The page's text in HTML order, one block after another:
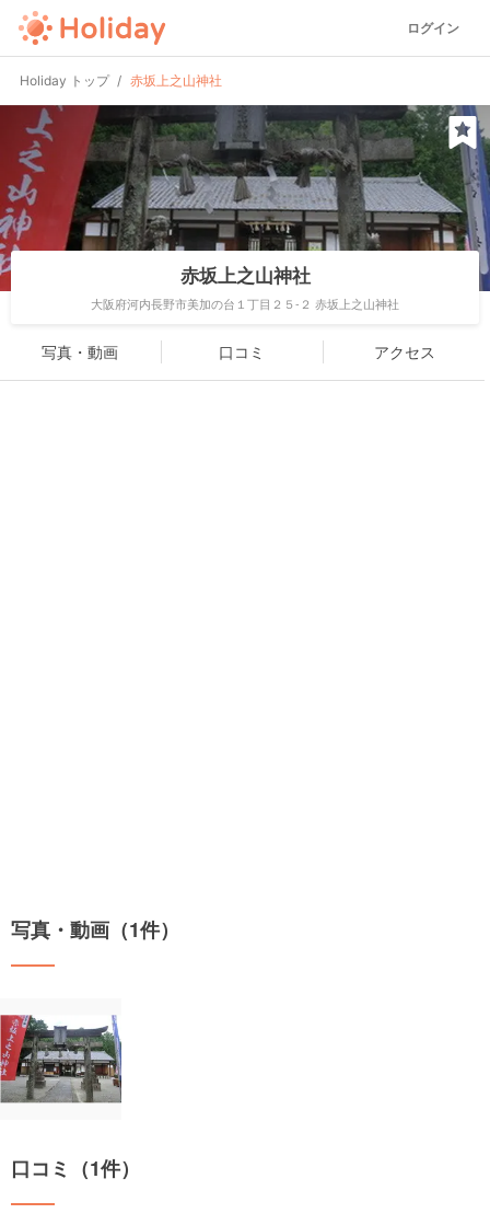
ログイン
Holiday トップ 赤坂上之山神社
赤坂上之山神社
大阪府河内長野市美加の台１丁目２５-２ 赤坂上之山神社
写真・動画 口コミ アクセス
写真・動画（1件）
口コミ（1件）